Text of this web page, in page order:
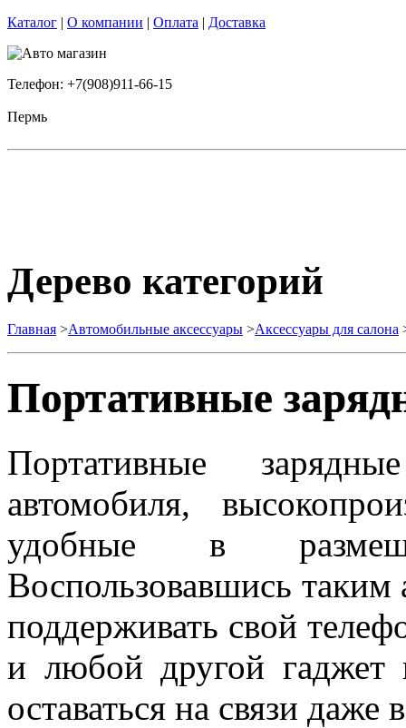
Каталог | О компании | Оплата | Доставка
Телефон: +7(908)911-66-15
Пермь
Дерево категорий
Главная >Автомобильные аксессуары >Аксессуары для салона
Портативные
Портативные
автомобиля,
удобные в
Воспользовавшись таким
поддерживать свой
и любой другой гаджет
оставаться на связи